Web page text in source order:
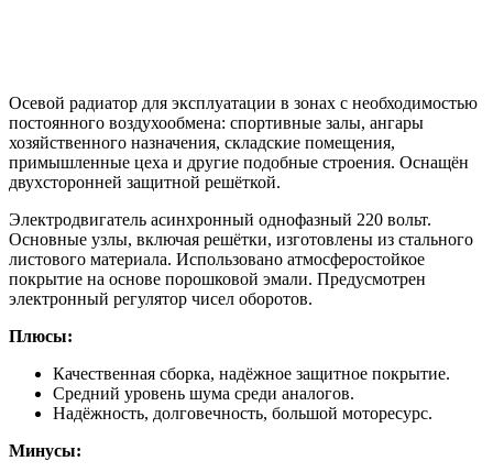
Осевой радиатор для эксплуатации в зонах с необходимостью
постоянного воздухообмена: спортивные залы, ангары
хозяйственного назначения, складские помещения,
примышленные цеха и другие подобные строения. Оснащён
двухсторонней защитной решёткой.
Электродвигатель асинхронный однофазный 220 вольт.
Основные узлы, включая решётки, изготовлены из стального
листового материала. Использовано атмосферостойкое
покрытие на основе порошковой эмали. Предусмотрен
электронный регулятор чисел оборотов.
Плюсы:
Качественная сборка, надёжное защитное покрытие.
Средний уровень шума среди аналогов.
Надёжность, долговечность, большой моторесурс.
Минусы: